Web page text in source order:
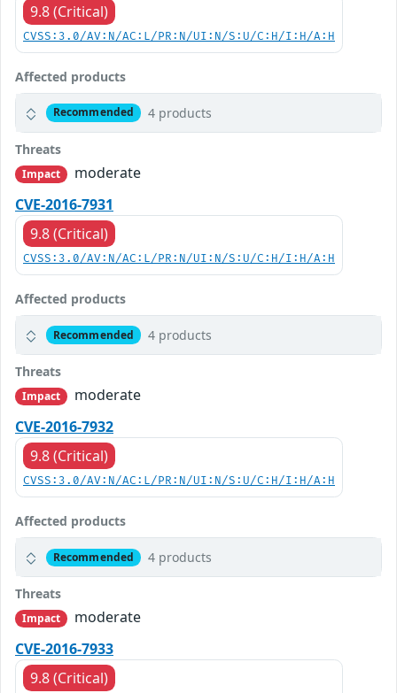
9.8 (Critical)
CVSS:3.0/AV:N/AC:L/PR:N/UI:N/S:U/C:H/I:H/A:H
Affected products
Recommended 4 products
Threats
Impact
moderate
CVE-2016-7931
9.8 (Critical)
CVSS:3.0/AV:N/AC:L/PR:N/UI:N/S:U/C:H/I:H/A:H
Affected products
Recommended 4 products
Threats
Impact
moderate
CVE-2016-7932
9.8 (Critical)
CVSS:3.0/AV:N/AC:L/PR:N/UI:N/S:U/C:H/I:H/A:H
Affected products
Recommended 4 products
Threats
Impact
moderate
CVE-2016-7933
9.8 (Critical)